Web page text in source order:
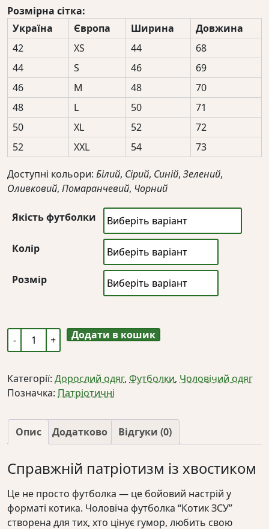
від
450 грн
650 грн
Розмірна сітка:
Україна
Європа Ширина
Довжина
42
XS 44
68
44
S 46
69
46
M 48
70
48
L 50
71
50
XL 52
72
52
XXL 54 73
Доступні кольори: Білий, Сірий, Синій, Зелений,
Оливковий, Помаранчевий, Чорний
Якість футболки
Колір
Розмір
Чоловіча
футболка
ЗСУ"
кількість
Додати в кошик
Категорії: Дорослий одяг, Футболки, Чоловічий одяг
Позначка: Патріотичні
Опис Додатково Відгуки (0)
Справжній патріотизм із хвостиком
Це не просто футболка — це бойовий настрій у
форматі котика. Чоловіча футболка “Котик ЗСУ”
створена для тих, хто цінує гумор, любить свою